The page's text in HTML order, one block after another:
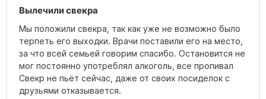
Вылечили свекра
Мы положили свекра, так как уже не возможно было
терпеть его выходки. Врачи поставили его на место,
за что всей семьей говорим спасибо. Остановится не
мог постоянно употреблял алкоголь, все пропивал
Свекр не пьёт сейчас, даже от своих посиделок с
друзьями отказывается.